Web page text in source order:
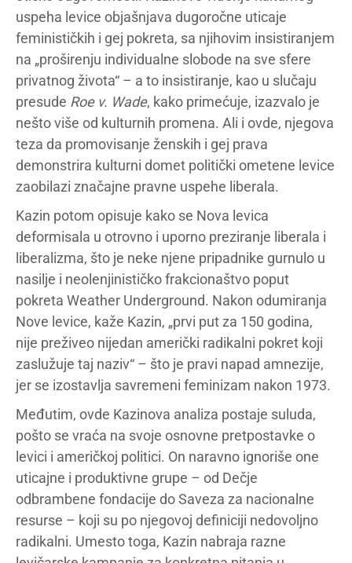
uspeha levice objašnjava dugoročne uticaje
feminističkih i gej pokreta, sa njihovim insistiranjem
na „proširenju individualne slobode na sve sfere
privatnog života“ – a to insistiranje, kao u slučaju
presude Roe v. Wade, kako primećuje, izazvalo je
nešto više od kulturnih promena. Ali i ovde, njegova
teza da promovisanje ženskih i gej prava
demonstrira kulturni domet politički ometene levice
zaobilazi značajne pravne uspehe liberala.
Kazin potom opisuje kako se Nova levica
deformisala u otrovno i uporno preziranje liberala i
liberalizma, što je neke njene pripadnike gurnulo u
nasilje i neolenjinističko frakcionaštvo poput
pokreta Weather Underground. Nakon odumiranja
Nove levice, kaže Kazin, „prvi put za 150 godina,
nije preživeo nijedan američki radikalni pokret koji
zaslužuje taj naziv“ – što je pravi napad amnezije,
jer se izostavlja savremeni feminizam nakon 1973.
Međutim, ovde Kazinova analiza postaje suluda,
pošto se vraća na svoje osnovne pretpostavke o
levici i američkoj politici. On naravno ignoriše one
uticajne i produktivne grupe – od Dečje
odbrambene fondacije do Saveza za nacionalne
resurse – koji su po njegovoj definiciji nedovoljno
radikalni. Umesto toga, Kazin nabraja razne